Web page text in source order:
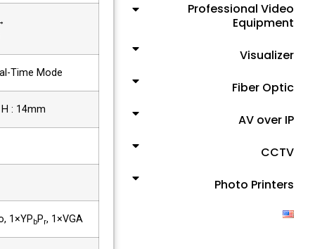
Professional Video
Equipment
Visualizer
Fiber Optic
AV over IP
CCTV
Photo Printers
Time Mode
: 14mm
1×YP bPr, 1×VGA